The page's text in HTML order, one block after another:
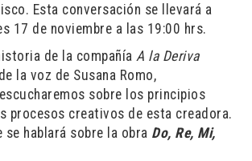
Esta conversación se llevará a
17 de noviembre a las 19:00 hrs.
de la compañíaA la Deriva
la voz de Susana Romo,
sobre los principios
procesos creativos de esta creadora.
se hablará sobre la obra Do, Re, Mi,